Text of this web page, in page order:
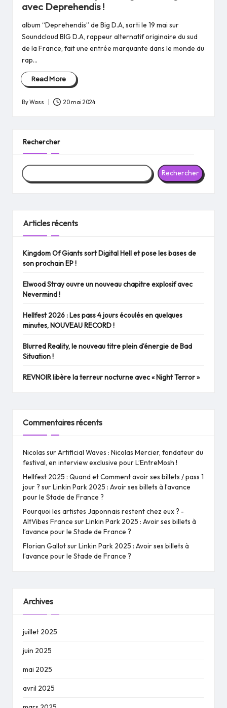
avec Deprehendis !
album “Deprehendis” de Big D.A, sorti le 19 mai sur
Soundcloud BIG D.A, rappeur alternatif originaire du sud
de la France, fait une entrée marquante dans le monde du
rap…
Read More
Posted
ByWass 20 mai 2024
Rechercher
Rechercher
Articles récents
Kingdom Of Giants sort Digital Hell et pose les bases de
son prochain EP !
Elwood Stray ouvre un nouveau chapitre explosif avec
Nevermind !
Hellfest 2026 : Les pass 4 jours écoulés en quelques
minutes, NOUVEAU RECORD !
Blurred Reality, le nouveau titre plein d’énergie de Bad
Situation !
REVNOIR libère la terreur nocturne avec « Night Terror »
Commentaires récents
Nicolas surArtificial Waves : Nicolas Mercier, fondateur du
festival, en interview exclusive pour L’EntreMosh !
Hellfest 2025 : Quand et Comment avoir ses billets / pass 1
jour ? surLinkin Park 2025 : Avoir ses billets à l’avance
pour le Stade de France ?
Pourquoi les artistes Japonnais restent chez eux ? -
AltVibes France surLinkin Park 2025 : Avoir ses billets à
l’avance pour le Stade de France ?
Florian GallotsurLinkin Park 2025 : Avoir ses billets à
l’avance pour le Stade de France ?
Archives
juillet 2025
juin 2025
mai 2025
avril 2025